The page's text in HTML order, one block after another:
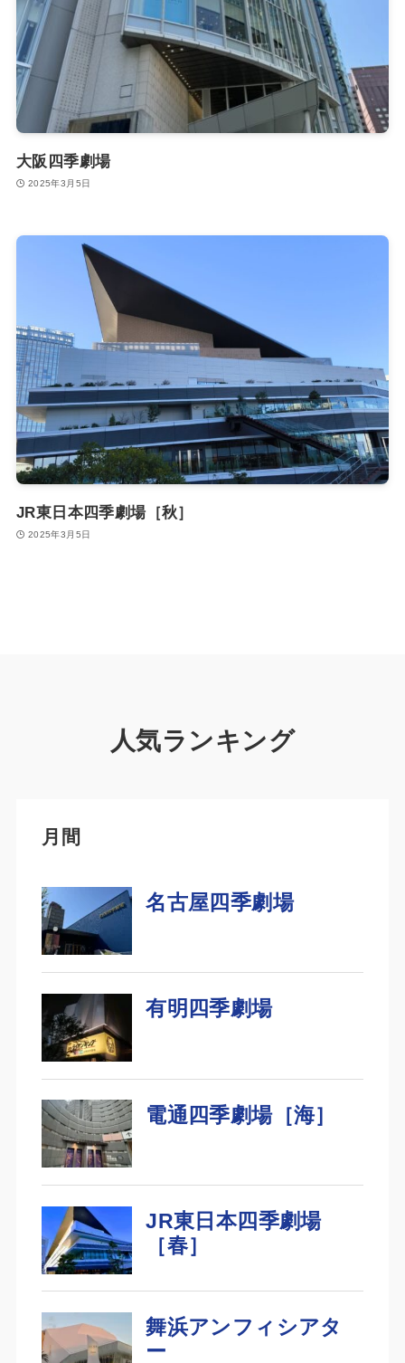
大阪四季劇場
2025年3月5日
JR東日本四季劇場［秋］
2025年3月5日
人気ランキング
月間